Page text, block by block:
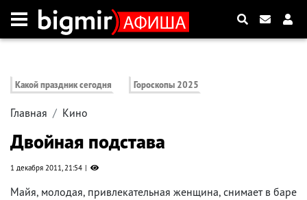
Какой праздник сегодня Гороскопы 2025
Главная Кино
Двойная подстава
1 декабря 2011, 21:54
Майя, молодая, привлекательная женщина, снимает в баре